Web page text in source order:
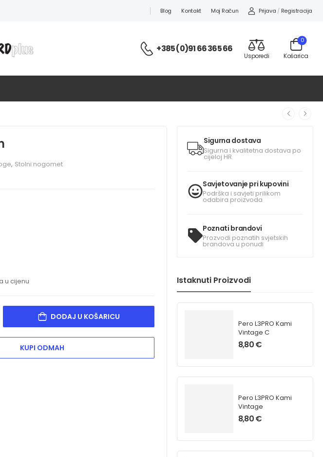
Blog Kontakt Moj Račun Prijava / Registracija
+385 (0)91 66 365 66
Usporedi Košarica
0
Sigurna dostava
Sigurna i kvalitetna dostava po
cijeloj HR
Savjetovanje pri kupovini
Podrška i savjeti prilikom
odabira proizvoda
Poznati brandovi
Prozvodi poznatih svjetskih
brandova u ponudi
Istaknuti Proizvodi
Pero L3PRO Kami
Vintage C
8,80€
Pero L3PRO Kami
Vintage
8,80€
, Stolni nogomet
u cijenu
DODAJ U KOŠARICU
KUPI ODMAH